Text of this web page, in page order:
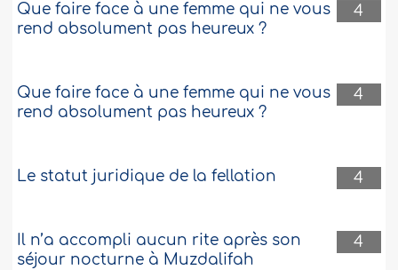
4
Que faire face à une femme qui ne vous
rend absolument pas heureux ?
4
Que faire face à une femme qui ne vous
rend absolument pas heureux ?
4
Le statut juridique de la fellation
4
Il n’a accompli aucun rite après son
séjour nocturne à Muzdalifah